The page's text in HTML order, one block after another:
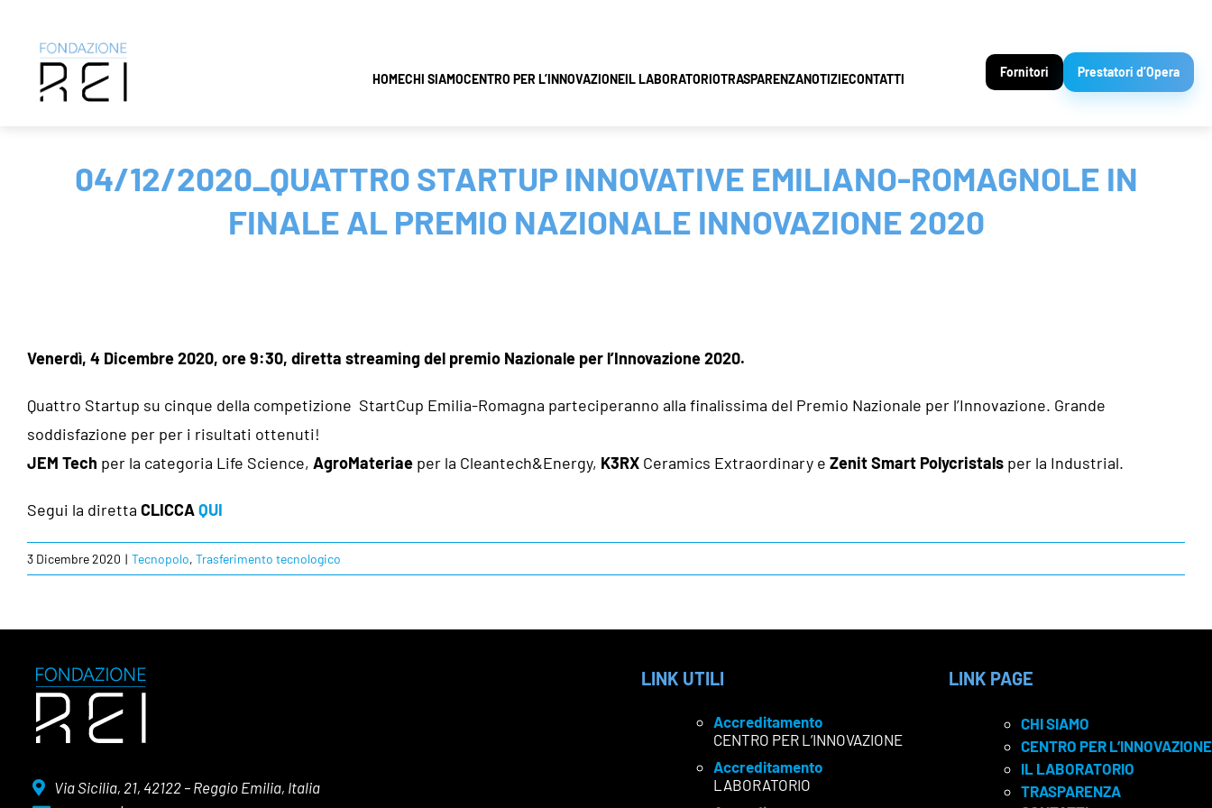
HOMECHI SIAMOCENTRO PER L’INNOVAZIONEIL LABORATORIOTRASPARENZANOTIZIECONTATTI Fornitori Prestatori d’Opera
04/12/2020_QUATTRO STARTUP INNOVATIVE EMILIANO-ROMAGNOLE IN
FINALE AL PREMIO NAZIONALE INNOVAZIONE 2020
Venerdì, 4 Dicembre 2020, ore 9:30, diretta streaming del premio Nazionale per l’Innovazione 2020.
Quattro Startup su cinque della competizione StartCup Emilia-Romagna parteciperanno alla finalissima del Premio Nazionale per l’Innovazione. Grande
soddisfazione per per i risultati ottenuti!
JEM Tech per la categoria Life Science, AgroMateriae per la Cleantech&Energy, K3RX Ceramics Extraordinary e Zenit Smart Polycristals per la Industrial.
Segui la diretta CLICCAQUI
3 Dicembre 2020 | Tecnopolo, Trasferimento tecnologico
Via Sicilia, 21, 42122 – Reggio Emilia, Italia
LINK UTILI
Accreditamento
CENTRO PER L’INNOVAZIONE
Accreditamento
LABORATORIO
LINK PAGE
CHI SIAMO
CENTRO PER L’INNOVAZIONE
IL LABORATORIO
TRASPARENZA